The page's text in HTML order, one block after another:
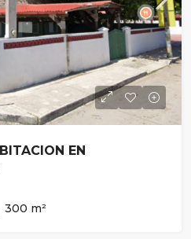
EN
300 m²